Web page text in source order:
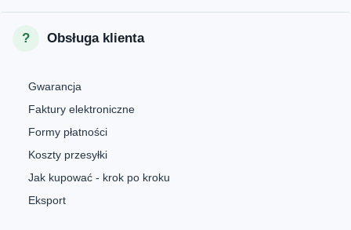
Obsługa klienta
Gwarancja
Faktury elektroniczne
Formy płatności
Koszty przesyłki
Jak kupować - krok po kroku
Eksport